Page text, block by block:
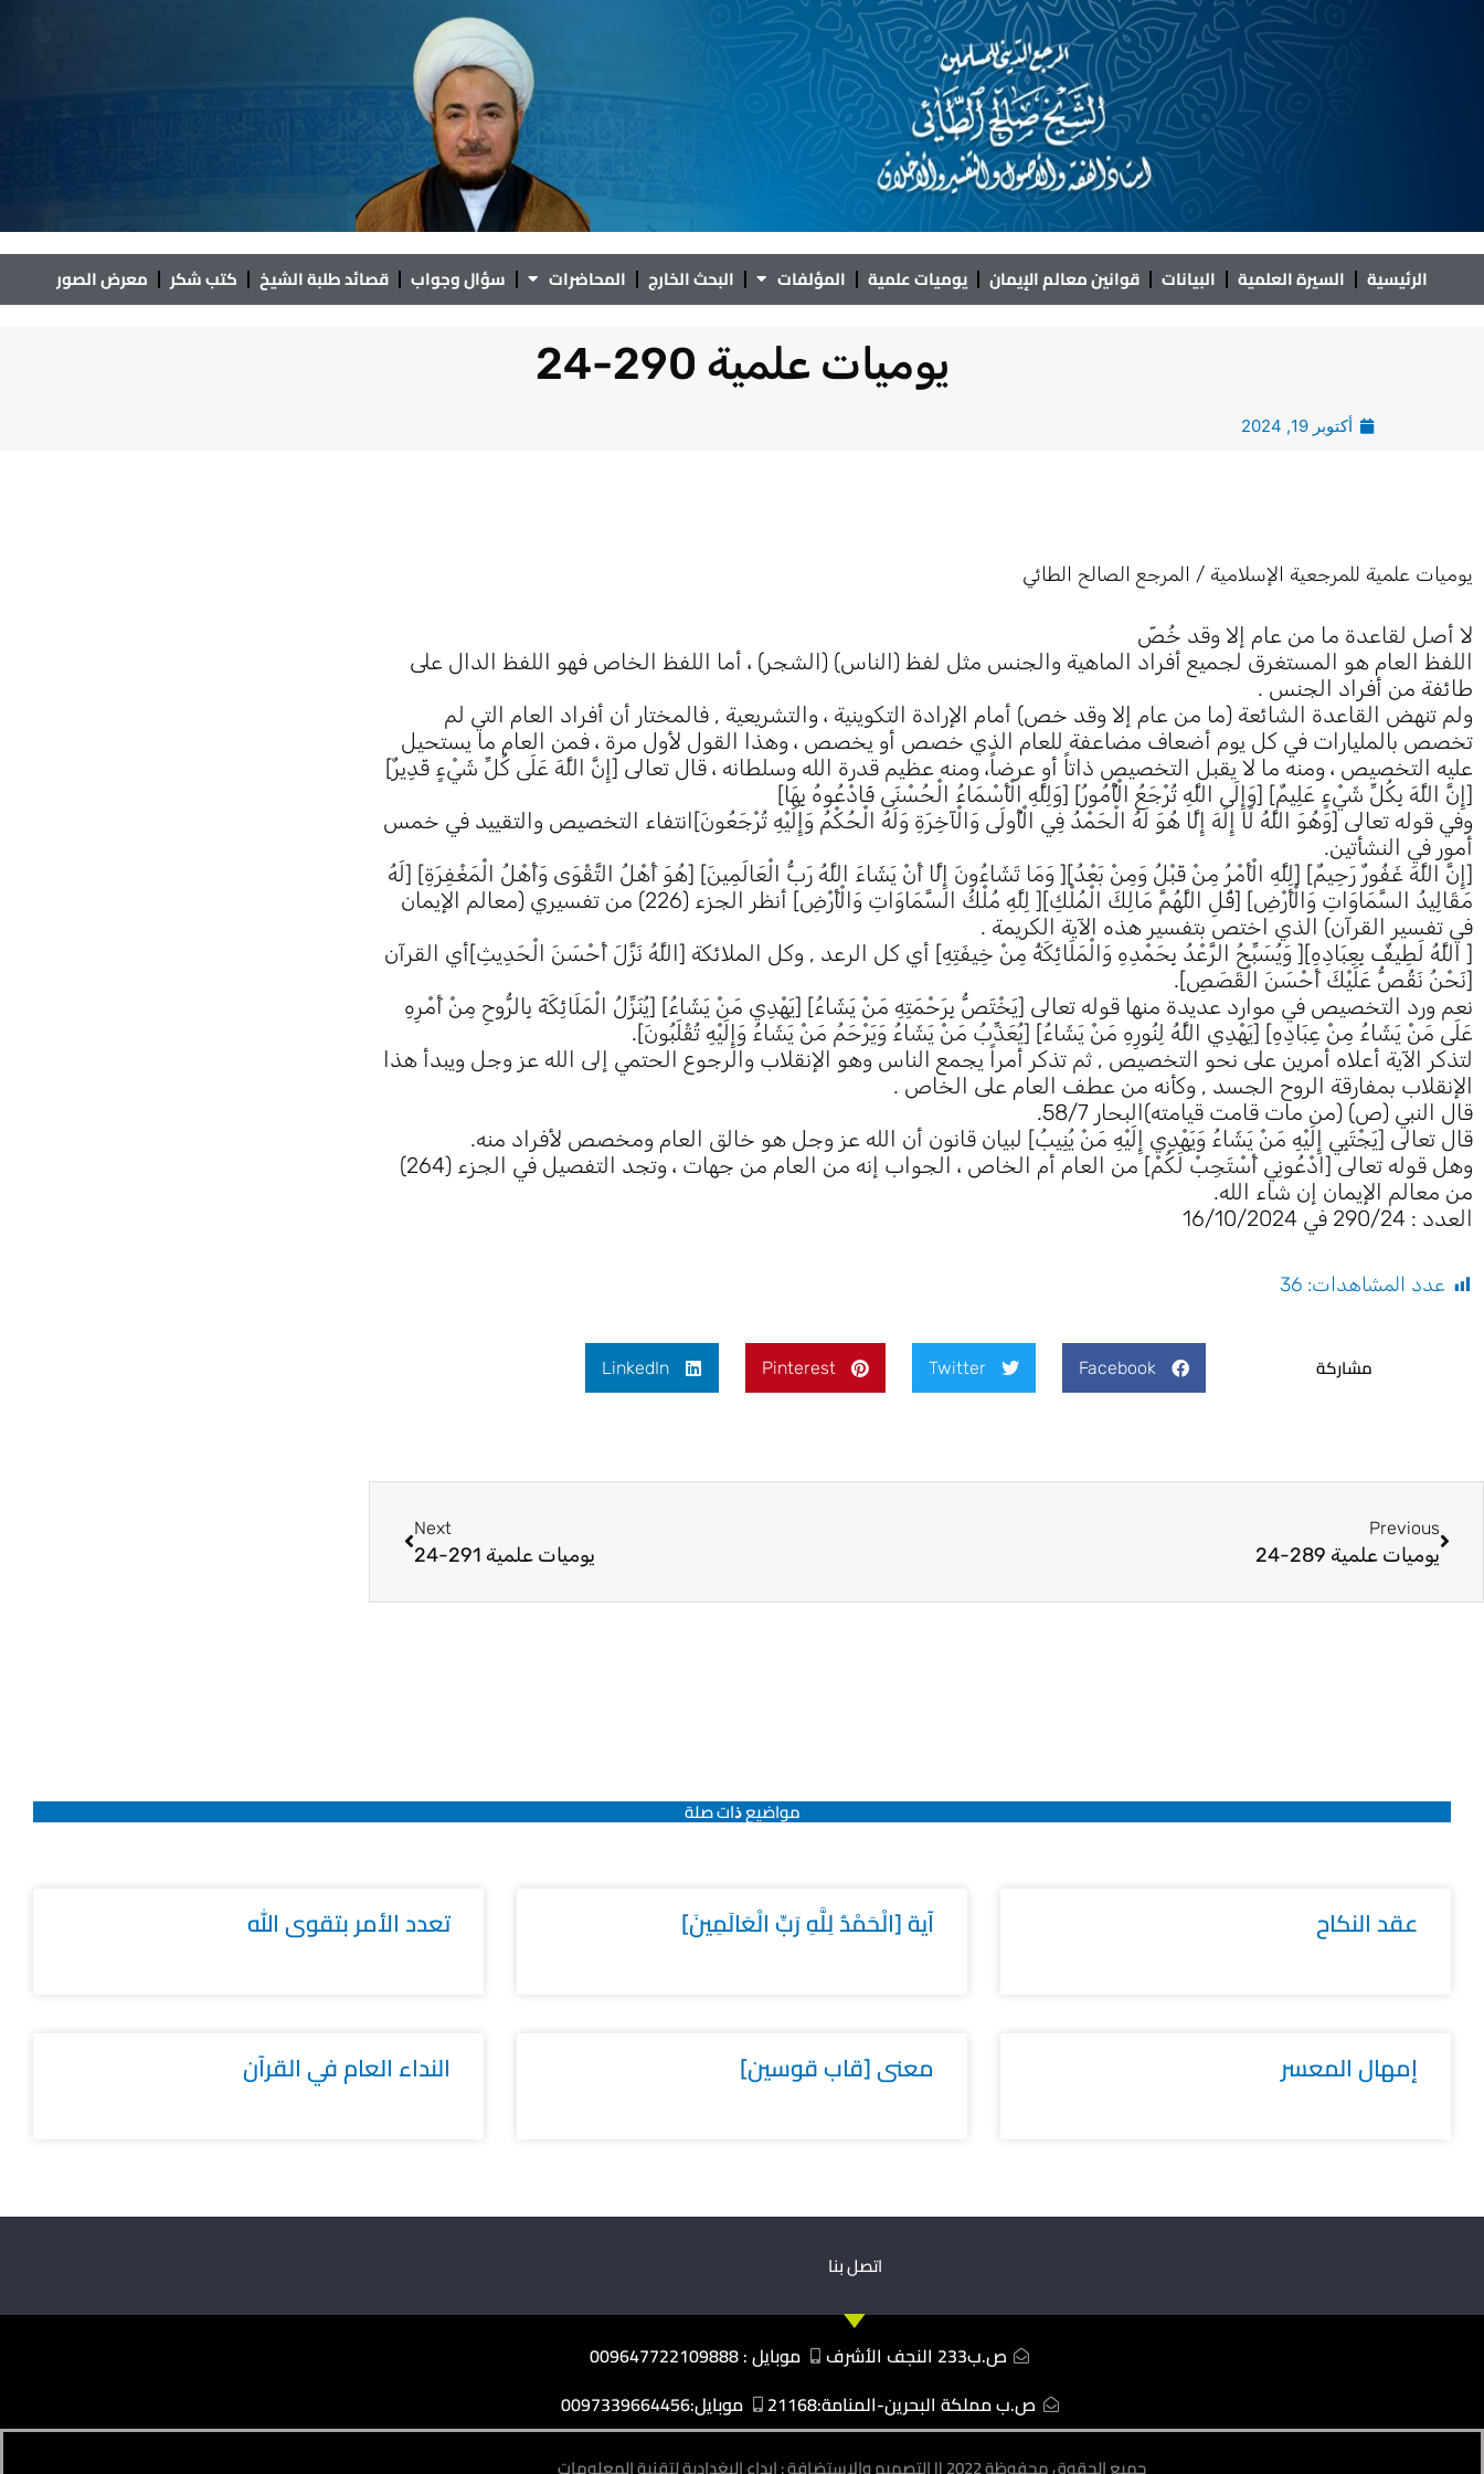
الرئيسية السيرة العلمية البيانات قوانين معالم الإيمان يوميات علمية المؤلفات البحث الخارج المحاضرات سؤال وجواب قصائد طلبة الشيخ كتب شكر معرض الصور
يوميات علمية 290-24
أكتوبر 19, 2024
يوميات علمية للمرجعية الإسلامية / المرجع الصالح الطائي
لا أصل لقاعدة ما من عام إلا وقد خُصّ
اللفظ العام هو المستغرق لجميع أفراد الماهية والجنس مثل لفظ (الناس) (الشجر) ، أما اللفظ الخاص فهو اللفظ الدال على
طائفة من أفراد الجنس .
ولم تنهض القاعدة الشائعة (ما من عام إلا وقد خص) أمام الإرادة التكوينية ، والتشريعية , فالمختار أن أفراد العام التي لم
تخصص بالمليارات في كل يوم أضعاف مضاعفة للعام الذي خصص أو يخصص ، وهذا القول لأول مرة ، فمن العام ما يستحيل
عليه التخصيص ، ومنه ما لا يقبل التخصيص ذاتاً أو عرضاً، ومنه عظيم قدرة الله وسلطانه ، قال تعالى [إِنَّ اللَّهَ عَلَى كُلِّ شَيْءٍ قَدِيرٌ]
[إِنَّ اللَّهَ بِكُلِّ شَيْءٍ عَلِيمٌ] [وَإِلَى اللَّهِ تُرْجَعُ الْأُمُورُ] [وَلِلَّهِ الْأَسْمَاءُ الْحُسْنَى فَادْعُوهُ بِهَا]
وفي قوله تعالى [وَهُوَ اللَّهُ لَا إِلَهَ إِلَّا هُوَ لَهُ الْحَمْدُ فِي الْأُولَى وَالْآخِرَةِ وَلَهُ الْحُكْمُ وَإِلَيْهِ تُرْجَعُونَ]انتفاء التخصيص والتقييد في خمس
أمور في النشأتين.
[إِنَّ اللَّهَ غَفُورٌ رَحِيمٌ] [لِلَّهِ الْأَمْرُ مِنْ قَبْلُ وَمِنْ بَعْدُ][ وَمَا تَشَاءُونَ إِلَّا أَنْ يَشَاءَ اللَّهُ رَبُّ الْعَالَمِينَ] [هُوَ أَهْلُ التَّقْوَى وَأَهْلُ الْمَغْفِرَةِ] [لَهُ
مَقَالِيدُ السَّمَاوَاتِ وَالْأَرْضِ] [قُلِ اللَّهُمَّ مَالِكَ الْمُلْكِ][ لِلَّهِ مُلْكُ السَّمَاوَاتِ وَالْأَرْضِ] أنظر الجزء (226) من تفسيري (معالم الإيمان
في تفسير القرآن) الذي اختص بتفسير هذه الآية الكريمة .
[ اللَّهُ لَطِيفٌ بِعِبَادِهِ][ وَيُسَبِّحُ الرَّعْدُ بِحَمْدِهِ وَالْمَلَائِكَةُ مِنْ خِيفَتِهِ] أي كل الرعد , وكل الملائكة [اللَّهُ نَزَّلَ أَحْسَنَ الْحَدِيثِ]أي القرآن
[نَحْنُ نَقُصُّ عَلَيْكَ أَحْسَنَ الْقَصَصِ].
نعم ورد التخصيص في موارد عديدة منها قوله تعالى [يَخْتَصُّ بِرَحْمَتِهِ مَنْ يَشَاءُ] [يَهْدِي مَنْ يَشَاءُ] [يُنَزِّلُ الْمَلَائِكَةَ بِالرُّوحِ مِنْ أَمْرِهِ
عَلَى مَنْ يَشَاءُ مِنْ عِبَادِهِ] [يَهْدِي اللَّهُ لِنُورِهِ مَنْ يَشَاءُ] [يُعَذِّبُ مَنْ يَشَاءُ وَيَرْحَمُ مَنْ يَشَاءُ وَإِلَيْهِ تُقْلَبُونَ].
لتذكر الآية أعلاه أمرين على نحو التخصيص , ثم تذكر أمراً يجمع الناس وهو الإنقلاب والرجوع الحتمي إلى الله عز وجل ويبدأ هذا
الإنقلاب بمفارقة الروح الجسد , وكأنه من عطف العام على الخاص .
قال النبي (ص) (من مات قامت قيامته)البحار 58/7.
قال تعالى [يَجْتَبِي إِلَيْهِ مَنْ يَشَاءُ وَيَهْدِي إِلَيْهِ مَنْ يُنِيبُ] لبيان قانون أن الله عز وجل هو خالق العام ومخصص لأفراد منه.
وهل قوله تعالى [ادْعُونِي أَسْتَجِبْ لَكُمْ] من العام أم الخاص ، الجواب إنه من العام من جهات ، وتجد التفصيل في الجزء (264)
من معالم الإيمان إن شاء الله.
العدد : 290/24 في 16/10/2024
عدد المشاهدات: 36
مشاركة Facebook
Twitter
Pinterest
LinkedIn
Previous
يوميات علمية 289-24
Next
يوميات علمية 291-24
مواضيع ﺫات صلة
عقد النكاح آية [الْحَمْدُ لِلَّهِ رَبِّ الْعَالَمِينَ] تعدد الأمر بتقوى الله
إمهال المعسر معنى [قاب قوسين] النداء العام في القرآن
اتصل بنا
ص.ب233 النجف الأشرف
موبايل : 009647722109888
ص.ب مملكة البحرين-المنامة:21168
موبايل:0097339664456